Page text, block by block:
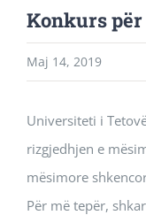
Konkurs
Maj 14, 2019
Universiteti i
rizgjedhjen e
mësimore
Për më tepër,